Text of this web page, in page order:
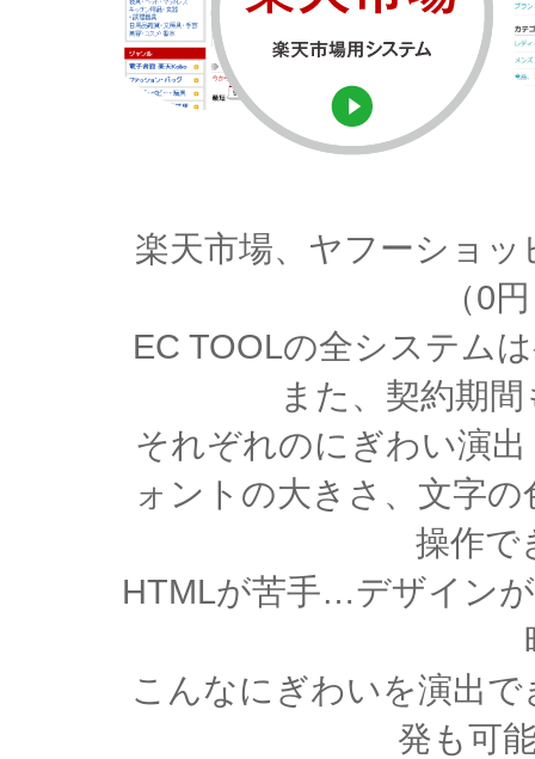
楽天市場、ヤフーショ
（0
EC TOOLの全システム
また、契約期
それぞれのにぎわい演
ォントの大きさ、文字
操作で
HTMLが苦手…デザイン
こんなにぎわいを演出
発も可